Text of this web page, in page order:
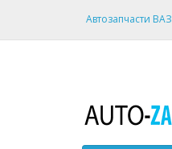
Автозапчасти ВАЗ